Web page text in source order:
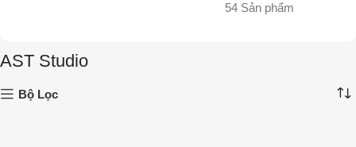
54 Sản phẩm
AST Studio
Bộ Lọc